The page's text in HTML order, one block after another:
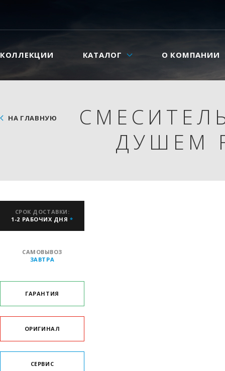
КОЛЛЕКЦИИ КАТАЛОГ О КОМПАНИИ
ДУШЕМ
НА ГЛАВНУЮ
СРОК ДОСТАВКИ:
1-2 РАБОЧИХ ДНЯ*
САМОВЫВОЗ
ЗАВТРА
ГАРАНТИЯ
ОРИГИНАЛ
СЕРВИС